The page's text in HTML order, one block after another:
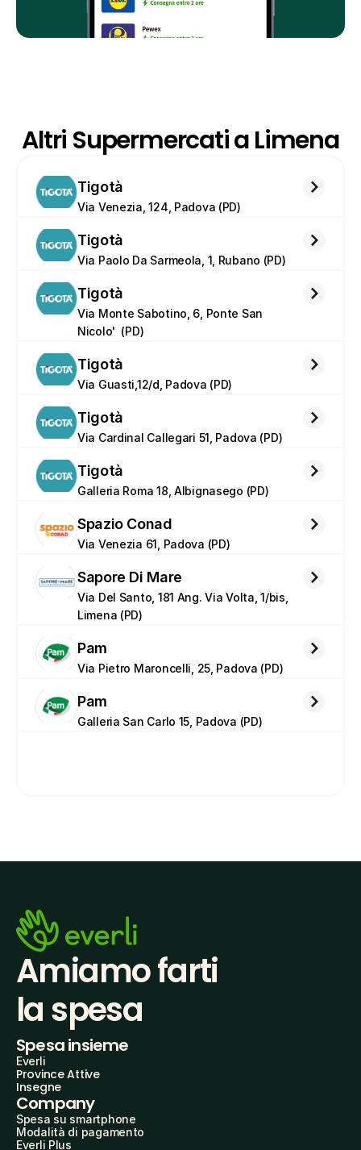
Altri Supermercati a Limena
Tigotà
Via Venezia, 124, Padova (PD)
Tigotà
Via Paolo Da Sarmeola, 1, Rubano (PD)
Tigotà
Via Monte Sabotino, 6, Ponte San
Nicolo'  (PD)
Tigotà
Via Guasti,12/d, Padova (PD)
Tigotà
Via Cardinal Callegari 51, Padova (PD)
Tigotà
Galleria Roma 18, Albignasego (PD)
Spazio Conad
Via Venezia 61, Padova (PD)
Sapore Di Mare
Via Del Santo, 181 Ang. Via Volta, 1/bis,
Limena (PD)
Pam
Via Pietro Maroncelli, 25, Padova (PD)
Pam
Galleria San Carlo 15, Padova (PD)
Amiamo farti
la spesa
Spesa insieme
Everli
Province Attive
Insegne
Company
Spesa su smartphone
Modalità di pagamento
Everli Plus